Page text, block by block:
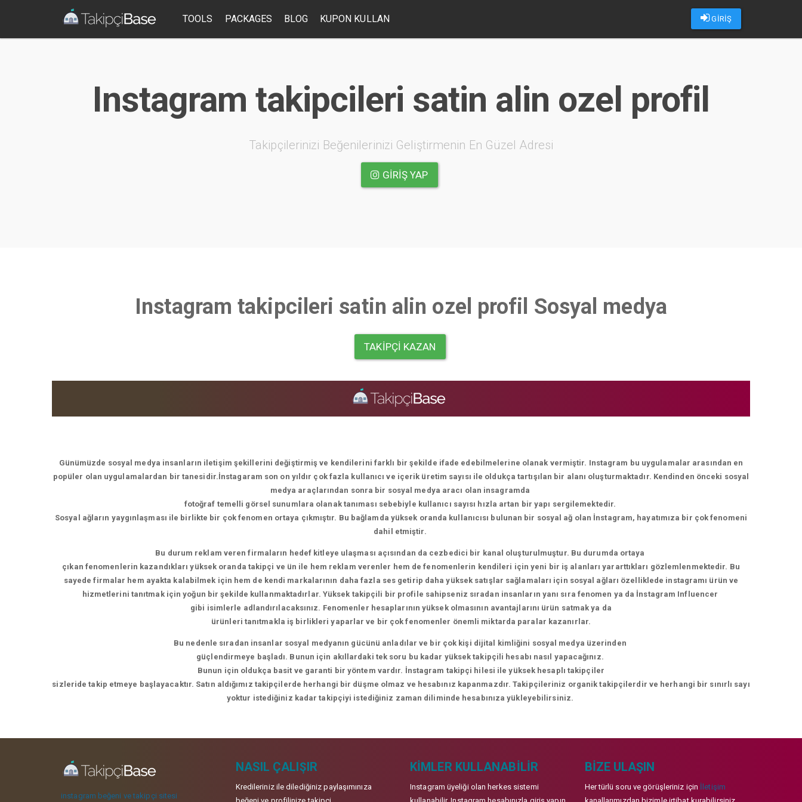
GİRİŞ
TOOLS PACKAGES BLOG KUPON KULLAN
Instagram takipcileri satin alin ozel profil
Takipçilerinizi Beğenilerinizi Geliştirmenin En Güzel Adresi
GIRIŞ YAP
Instagram takipcileri satin alin ozel profil Sosyal medya
TAKIPÇI KAZAN
Günümüzde sosyal medya insanların iletişim şekillerini değiştirmiş ve kendilerini farklı bir şekilde ifade edebilmelerine olanak vermiştir. Instagram bu uygulamalar arasından en
popüler olan uygulamalardan bir tanesidir.İnstagaram son on yıldır çok fazla kullanıcı ve içerik üretim sayısı ile oldukça tartışılan bir alanı oluşturmaktadır. Kendinden önceki sosyal
medya araçlarından sonra bir sosyal medya aracı olan insagramda
fotoğraf temelli görsel sunumlara olanak tanıması sebebiyle kullanıcı sayısı hızla artan bir yapı sergilemektedir.
Sosyal ağların yaygınlaşması ile birlikte bir çok fenomen ortaya çıkmıştır. Bu bağlamda yüksek oranda kullanıcısı bulunan bir sosyal ağ olan İnstagram, hayatımıza bir çok fenomeni
dahil etmiştir.
Bu durum reklam veren firmaların hedef kitleye ulaşması açısından da cezbedici bir kanal oluşturulmuştur. Bu durumda ortaya
çıkan fenomenlerin kazandıkları yüksek oranda takipçi ve ün ile hem reklam verenler hem de fenomenlerin kendileri için yeni bir iş alanları yararttıkları gözlemlenmektedir. Bu
sayede firmalar hem ayakta kalabilmek için hem de kendi markalarının daha fazla ses getirip daha yüksek satışlar sağlamaları için sosyal ağları özelliklede instagramı ürün ve
hizmetlerini tanıtmak için yoğun bir şekilde kullanmaktadırlar. Yüksek takipçili bir profile sahipseniz sıradan insanların yanı sıra fenomen ya da İnstagram Influencer
gibi isimlerle adlandırılacaksınız. Fenomenler hesaplarının yüksek olmasının avantajlarını ürün satmak ya da
ürünleri tanıtmakla iş birlikleri yaparlar ve bir çok fenomenler önemli miktarda paralar kazanırlar.
Bu nedenle sıradan insanlar sosyal medyanın gücünü anladılar ve bir çok kişi dijital kimliğini sosyal medya üzerinden
güçlendirmeye başladı. Bunun için akıllardaki tek soru bu kadar yüksek takipçili hesabı nasıl yapacağınız.
Bunun için oldukça basit ve garanti bir yöntem vardır. İnstagram takipçi hilesi ile yüksek hesaplı takipçiler
sizleride takip etmeye başlayacaktır. Satın aldığımız takipçilerde herhangi bir düşme olmaz ve hesabınız kapanmazdır. Takipçileriniz organik takipçilerdir ve herhangi bir sınırlı sayı
yoktur istediğiniz kadar takipçiyi istediğiniz zaman diliminde hesabınıza yükleyebilirsiniz.
instagram beğeni ve takipçi sitesi
NASIL ÇALIŞIR
Kredileriniz ile dilediğiniz paylaşımınıza
KIMLER KULLANABILIR
Instagram üyeliği olan herkes sistemi
BIZE ULAŞIN
Her türlü soru ve görüşleriniz için İletişim